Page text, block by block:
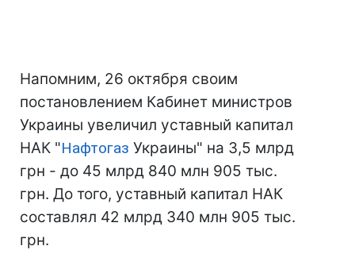
Напомним, 26 октября своим
постановлением Кабинет министров
Украины увеличил уставный капитал
НАК "Нафтогаз Украины" на 3,5 млрд
грн - до 45 млрд 840 млн 905 тыс.
грн. До того, уставный капитал НАК
составлял 42 млрд 340 млн 905 тыс.
грн.